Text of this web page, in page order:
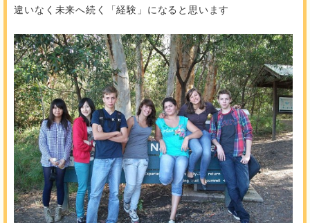
違いなく未来へ続く「経験」になると思います